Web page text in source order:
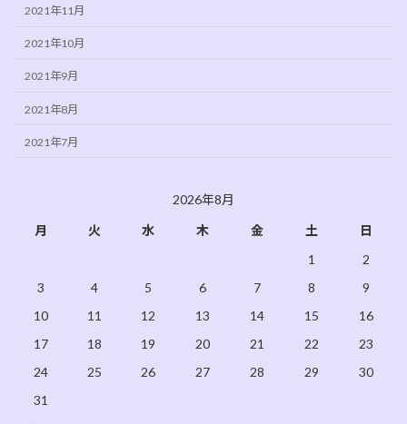
2021年11月
2021年10月
2021年9月
2021年8月
2021年7月
2026年8月
月
火 水 木 金 土
日
1
2
3
4 5 6 7 8
9
10
11 12 13 14 15
16
17
18 19 20 21 22
23
24
25 26 27 28 29
30
31